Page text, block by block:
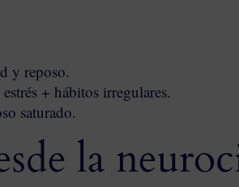
y reposo.
+ hábitos irregulares.
saturado.
la